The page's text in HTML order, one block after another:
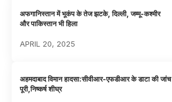
अफगानिस्तान में भूकंप के तेज झटके, दिल्ली, जम्मू-कश्मीर
और पाकिस्तान भी हिला
APRIL 20, 2025
अहमदाबाद विमान हादसा:सीवीआर-एफडीआर के डाटा की जांच
पूरी,निष्कर्ष शीघ्र